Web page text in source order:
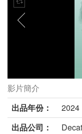
奧運傳奇：楊傳廣與
影片簡介
出品年份：
2024
出品公司：